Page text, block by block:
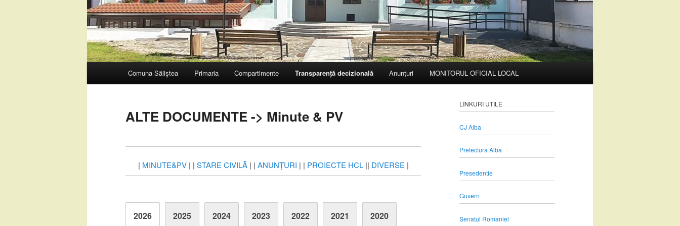
Sari
conținutul
principal
Comuna Săliștea Primaria Compartimente Transparență decizională Anunțuri MONITORUL OFICIAL LOCAL
ALTE DOCUMENTE -> Minute & PV
| MINUTE&PV| | STARE CIVILĂ| | ANUNȚURI | | PROIECTE HCL|| DIVERSE|
2026 2025 2024 2023 2022 2021 2020
LINKURI UTILE
CJ Alba
Prefectura Alba
Presedentie
Guvern
Senatul Romaniei